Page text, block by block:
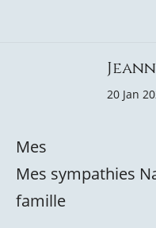
20 Jan
Mes
Mes sympathies
famille